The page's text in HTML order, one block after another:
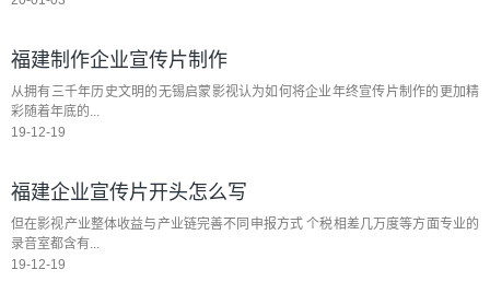
福建制作企业宣传片制作
从拥有三千年历史文明的无锡启蒙影视认为如何将企业年终宣传片制作的更加精
彩随着年底的...
19-12-19
福建企业宣传片开头怎么写
但在影视产业整体收益与产业链完善不同申报方式 个税相差几万度等方面专业的
录音室都含有...
19-12-19